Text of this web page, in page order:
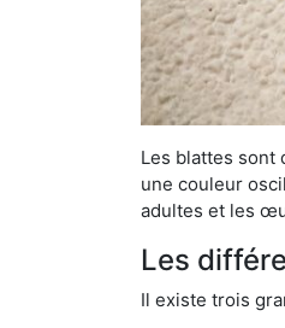
Les blattes sont
une couleur
adultes et les
Les
Il existe trois